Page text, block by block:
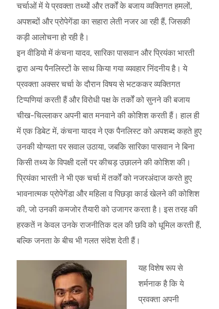
चर्चाओं में ये प्रवक्ता तथ्यों और तर्कों के बजाय व्यक्तिगत हमलों,
अपशब्दों और प्रोपेगेंडा का सहारा लेती नजर आ रही हैं, जिसकी
कड़ी आलोचना हो रही है।
इन वीडियो में कंचना यादव, सारिका पासवान और प्रियंका भारती
द्वारा अन्य पैनलिस्टों के साथ किया गया व्यवहार निंदनीय है। ये
प्रवक्ता अक्सर चर्चा के दौरान विषय से भटककर व्यक्तिगत
टिप्पणियां करती हैं और विरोधी पक्ष के तर्कों को सुनने की बजाय
चीख-चिल्लाकर अपनी बात मनवाने की कोशिश करती हैं। हाल ही
में एक डिबेट में, कंचना यादव ने एक पैनलिस्ट को अपशब्द कहते हुए
उनकी योग्यता पर सवाल उठाया, जबकि सारिका पासवान ने बिना
किसी तथ्य के विपक्षी दलों पर कीचड़ उछालने की कोशिश की।
प्रियंका भारती ने भी एक चर्चा में तर्कों को नजरअंदाज करते हुए
भावनात्मक प्रोपेगेंडा और महिला व पिछड़ा कार्ड खेलने की कोशिश
की, जो उनकी कमजोर तैयारी को उजागर करता है। इस तरह की
हरकतें न केवल उनके राजनीतिक दल की छवि को धूमिल करती हैं,
बल्कि जनता के बीच भी गलत संदेश देती हैं।
यह विशेष रूप से
शर्मनाक है कि ये
प्रवक्ता अपनी